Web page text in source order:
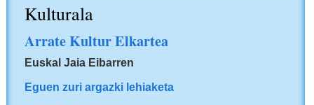
Kulturala
Arrate Kultur Elkartea
Euskal Jaia Eibarren
Eguen zuri argazki lehiaketa